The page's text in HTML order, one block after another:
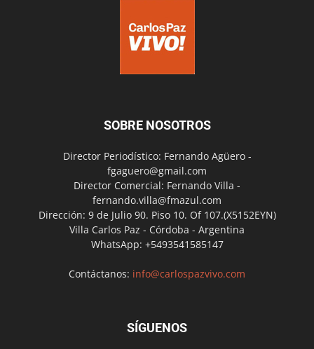
SOBRE NOSOTROS
Director Periodístico: Fernando Agüero -
fgaguero@gmail.com
Director Comercial: Fernando Villa -
fernando.villa@fmazul.com
Dirección: 9 de Julio 90. Piso 10. Of 107.(X5152EYN)
Villa Carlos Paz - Córdoba - Argentina
WhatsApp: +5493541585147
Contáctanos: info@carlospazvivo.com
SÍGUENOS